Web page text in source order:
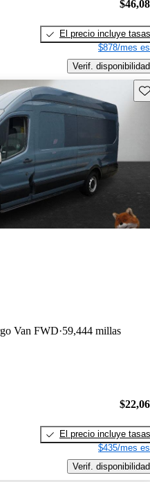
El precio incluye tasas
$878/mes
Verif. disponibilidad
Van FWD 59,444 millas
El precio incluye tasas
$435/mes
Verif. disponibilidad